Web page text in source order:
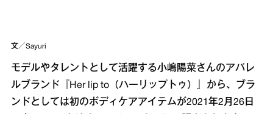
文／Sayuri
モデルやタレントとして活躍する小嶋陽菜さんのアパレ
ルブランド『Her lip to（ハーリップトゥ）』から、ブラ
ンドとしては初のボディケアアイテムが2021年2月26日